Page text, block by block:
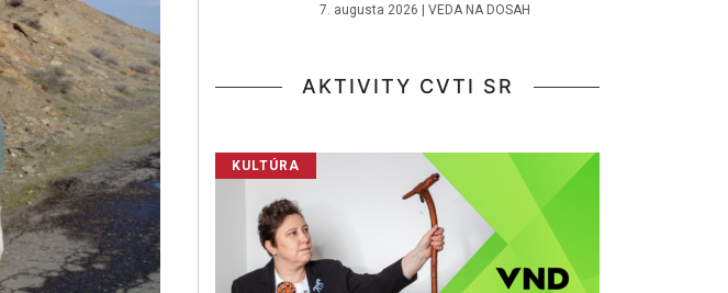
7. augusta 2026 | VEDA NA DOSAH
AKTIVITY CVTI SR
KULTÚRA